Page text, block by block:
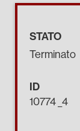
STATO
Terminato
ID
10774 _4